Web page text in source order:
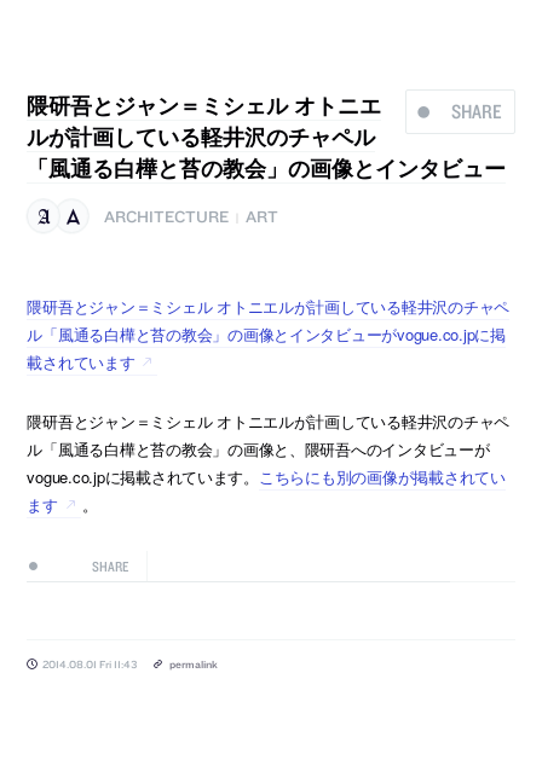
SHARE
隈研吾とジャン＝ミシェル オトニエ
ルが計画している軽井沢のチャペル
「風通る白樺と苔の教会」の画像とインタビュー
ARCHITECTURE ART
隈研吾とジャン＝ミシェル オトニエルが計画している軽井沢のチャペ
ル「風通る白樺と苔の教会」の画像とインタビューがvogue.co.jpに掲
載されています
隈研吾とジャン＝ミシェル オトニエルが計画している軽井沢のチャペ
ル「風通る白樺と苔の教会」の画像と、隈研吾へのインタビューが
vogue.co.jpに掲載されています。
こちらにも別の画像が掲載されてい
ます
。
SHARE
2014.08.01 Fri 11:43 permalink